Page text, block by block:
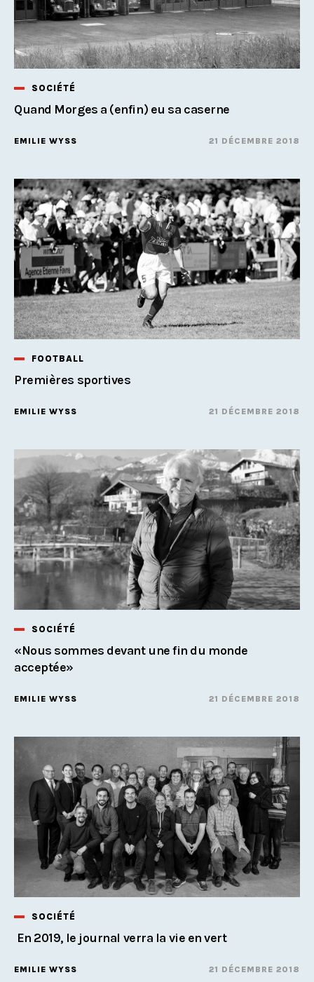
SOCIÉTÉ
Quand Morges a (enfin) eu sa caserne
EMILIE WYSS 21 DÉCEMBRE 2018
FOOTBALL
Premières sportives
EMILIE WYSS 21 DÉCEMBRE 2018
SOCIÉTÉ
«Nous sommes devant une fin du monde
acceptée»
EMILIE WYSS 21 DÉCEMBRE 2018
SOCIÉTÉ
En 2019, le journal verra la vie en vert
EMILIE WYSS 21 DÉCEMBRE 2018